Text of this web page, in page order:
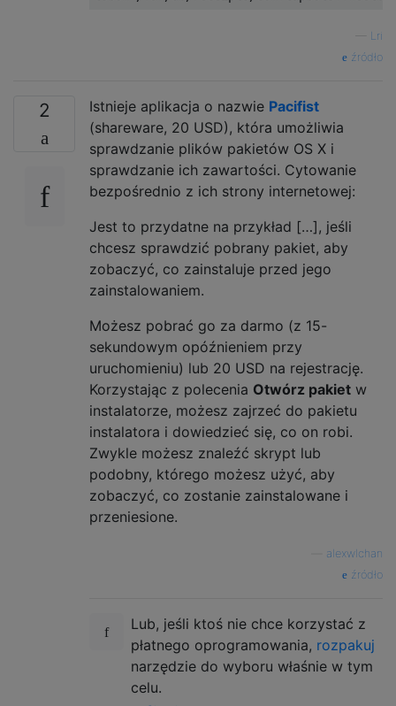
Lri
źródło
2 Istnieje aplikacja o nazwie Pacifist
(shareware, 20 USD), która umożliwia
sprawdzanie plików pakietów OS X i
sprawdzanie ich zawartości. Cytowanie
bezpośrednio z ich strony internetowej:
Jest to przydatne na przykład […], jeśli
chcesz sprawdzić pobrany pakiet, aby
zobaczyć, co zainstaluje przed jego
zainstalowaniem.
Możesz pobrać go za darmo (z 15-
sekundowym opóźnieniem przy
uruchomieniu) lub 20 USD na rejestrację.
Korzystając z polecenia Otwórz pakiet w
instalatorze, możesz zajrzeć do pakietu
instalatora i dowiedzieć się, co on robi.
Zwykle możesz znaleźć skrypt lub
podobny, którego możesz użyć, aby
zobaczyć, co zostanie zainstalowane i
przeniesione.
alexwlchan
źródło
Lub, jeśli ktoś nie chce korzystać z
płatnego oprogramowania, rozpakuj
narzędzie do wyboru właśnie w tym
celu.